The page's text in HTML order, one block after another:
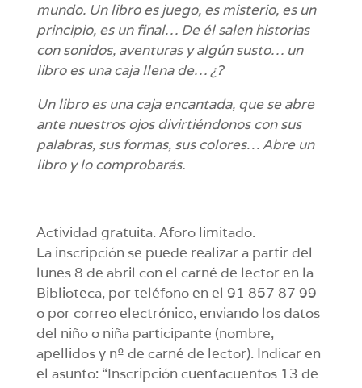
mundo. Un libro es juego, es misterio, es un
principio, es un final… De él salen historias
con sonidos, aventuras y algún susto… un
libro es una caja llena de… ¿?
Un libro es una caja encantada, que se abre
ante nuestros ojos divirtiéndonos con sus
palabras, sus formas, sus colores… Abre un
libro y lo comprobarás.
Actividad gratuita. Aforo limitado.
La inscripción se puede realizar a partir del
lunes 8 de abril con el carné de lector en la
Biblioteca, por teléfono en el 91 857 87 99
o por correo electrónico, enviando los datos
del niño o niña participante (nombre,
apellidos y nº de carné de lector). Indicar en
el asunto: “Inscripción cuentacuentos 13 de